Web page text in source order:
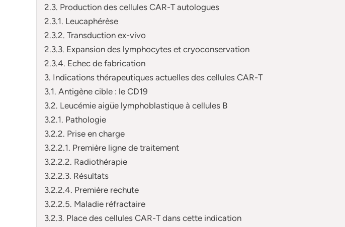
2.3. Production des cellules CAR-T autologues
2.3.1. Leucaphérèse
2.3.2. Transduction ex-vivo
2.3.3. Expansion des lymphocytes et cryoconservation
2.3.4. Echec de fabrication
3. Indications thérapeutiques actuelles des cellules CAR-T
3.1. Antigène cible : le CD19
3.2. Leucémie aigüe lymphoblastique à cellules B
3.2.1. Pathologie
3.2.2. Prise en charge
3.2.2.1. Première ligne de traitement
3.2.2.2. Radiothérapie
3.2.2.3. Résultats
3.2.2.4. Première rechute
3.2.2.5. Maladie réfractaire
3.2.3. Place des cellules CAR-T dans cette indication